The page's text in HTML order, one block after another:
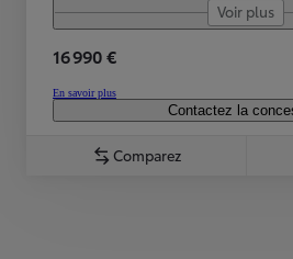
Voir plus
16 990 €
En savoir plus
Contactez la
Comparez